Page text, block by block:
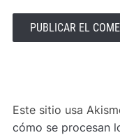
Este sitio usa
cómo se procesan